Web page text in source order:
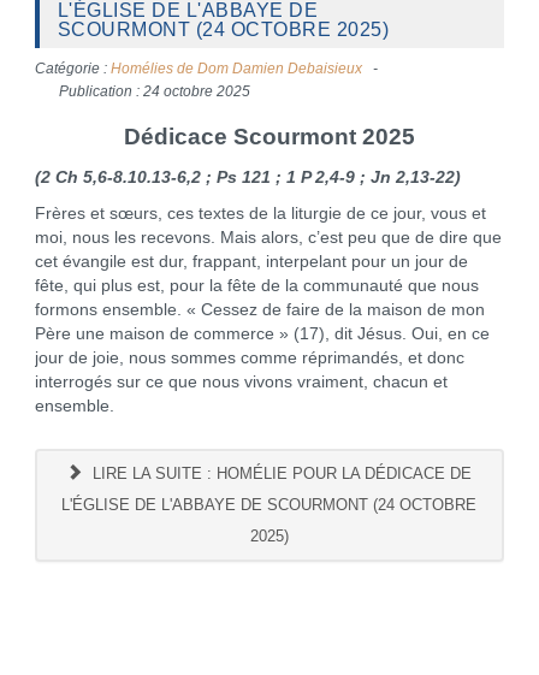
L'ÉGLISE DE L'ABBAYE DE
SCOURMONT (24 OCTOBRE 2025)
Catégorie : Homélies de Dom Damien Debaisieux
Publication : 24 octobre 2025
Dédicace Scourmont 2025
(2 Ch 5,6-8.10.13-6,2 ; Ps 121 ; 1 P 2,4-9 ; Jn 2,13-22)
Frères et sœurs, ces textes de la liturgie de ce jour, vous et
moi, nous les recevons. Mais alors, c’est peu que de dire que
cet évangile est dur, frappant, interpelant pour un jour de
fête, qui plus est, pour la fête de la communauté que nous
formons ensemble. « Cessez de faire de la maison de mon
Père une maison de commerce » (17), dit Jésus. Oui, en ce
jour de joie, nous sommes comme réprimandés, et donc
interrogés sur ce que nous vivons vraiment, chacun et
ensemble.
LIRE LA SUITE : HOMÉLIE POUR LA DÉDICACE DE
L'ÉGLISE DE L'ABBAYE DE SCOURMONT (24 OCTOBRE
2025)